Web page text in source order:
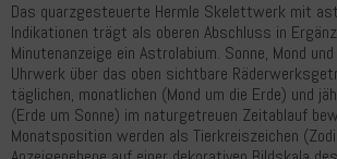
Das quarzgesteuerte Hermle Skelettwerk mit
Indikationen trägt als oberen Abschluss in
Minutenanzeige ein Astrolabium. Sonne, Mond
Uhrwerk über das oben sichtbare
täglichen, monatlichen (Mond um die Erde) und
(Erde um Sonne) im naturgetreuen Zeitablauf
Monatsposition werden als Tierkreiszeichen